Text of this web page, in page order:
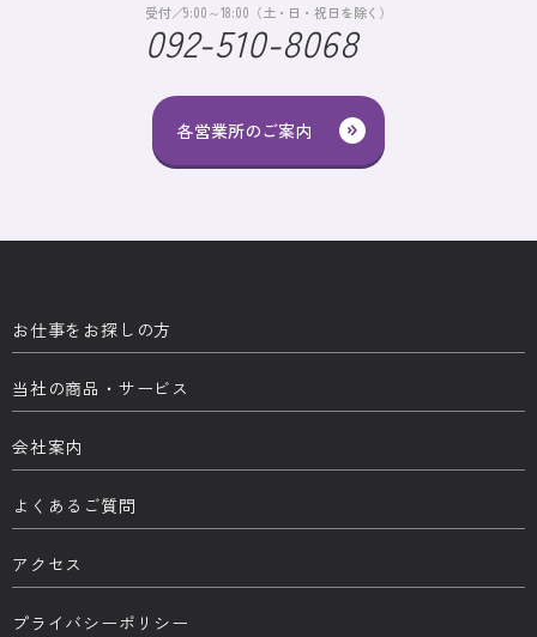
各営業所のご案内
受付／9:00～18:00（土・日・祝日を除く）
092-510-8068
お仕事をお探しの方
当社の商品・サービス
会社案内
よくあるご質問
アクセス
プライバシーポリシー